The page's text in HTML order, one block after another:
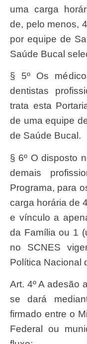
uma carga
de, pelo menos,
por equipe de
Saúde Bucal
§ 5º Os
dentistas
trata esta
de uma equipe
de Saúde Bucal.
§ 6º O disposto
demais
Programa, para
carga horária de
e vínculo a
da Família ou 1
no SCNES
Política Nacional
Art. 4º A adesão ao Programa “Saúde na Hora”
se dará
firmado entre o
Federal ou